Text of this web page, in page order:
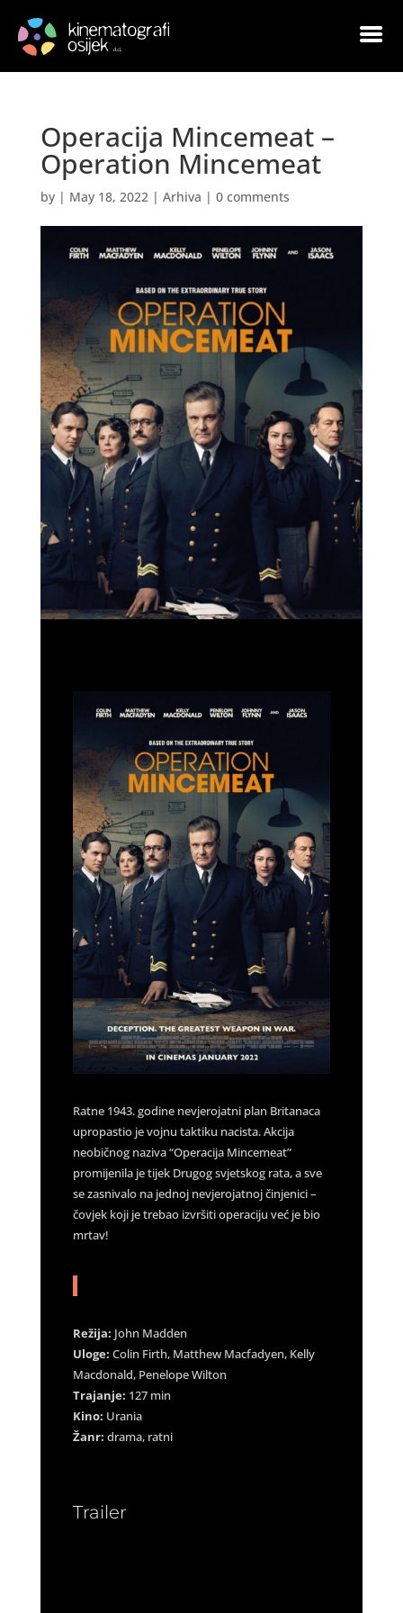
Operacija Mincemeat –
Operation Mincemeat
by | May 18, 2022| Arhiva | 0 comments
Ratne 1943. godine nevjerojatni plan Britanaca
upropastio je vojnu taktiku nacista. Akcija
neobičnog naziva “Operacija Mincemeat”
promijenila je tijek Drugog svjetskog rata, a sve
se zasnivalo na jednoj nevjerojatnoj činjenici –
čovjek koji je trebao izvršiti operaciju već je bio
mrtav!
Režija: John Madden
Uloge: Colin Firth, Matthew Macfadyen, Kelly
Macdonald, Penelope Wilton
Trajanje: 127 min
Kino: Urania
Žanr: drama, ratni
Trailer